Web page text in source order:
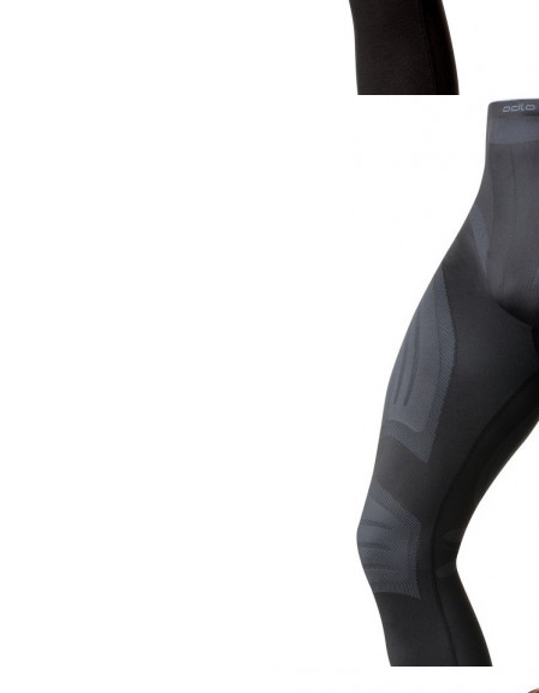
Odlo кальсоны
4 990 руб